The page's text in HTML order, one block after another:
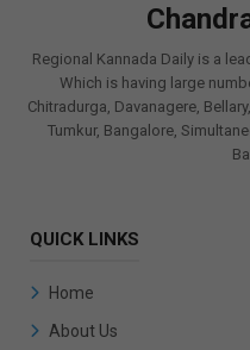
Regional Kannada Daily is a
Which is having large
Chitradurga, Davanagere,
Tumkur, Bangalore,
QUICK LINKS
Home
About Us